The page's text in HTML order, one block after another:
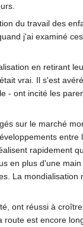
du travail des
j'ai examiné
en retirant
vrai. Il s'est
- ont incité les
sur le marché
entre
rapidement
en plus d'une
La mondialisation
ont réussi à
est encore